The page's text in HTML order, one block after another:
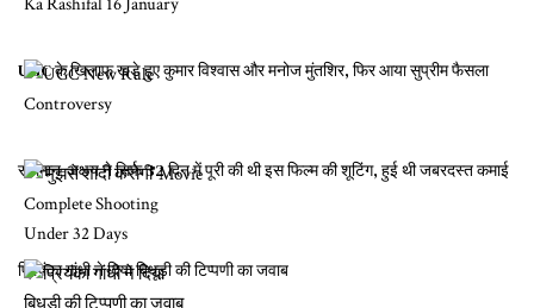
UGC के खिलाफ खड़े हुए कुमार विश्वास और मनोज मुंतशिर, फिर आया सुप्रीम फैसला
सलमान-अक्षय ने सिर्फ 32 दिन में पूरी की थी इस फिल्म की शूटिंग, हुई थी जबरदस्त कमाई
प्रियंका गांधी ने दिया बिधूड़ी की टिप्पणी का जवाब